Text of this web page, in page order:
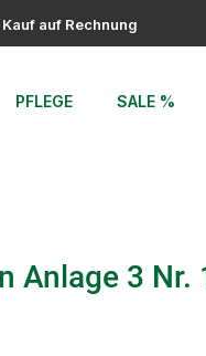
Kauf auf Rechnung
PFLEGE SALE %
3 Nr.